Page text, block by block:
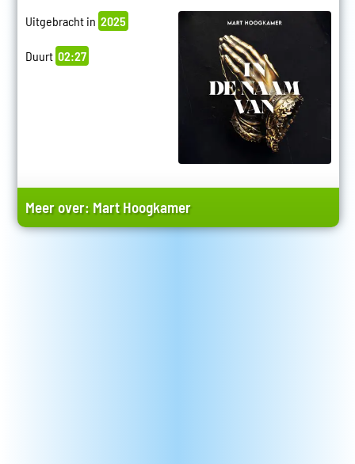
Uitgebracht in 2025
Duurt 02:27
Meer over: Mart Hoogkamer